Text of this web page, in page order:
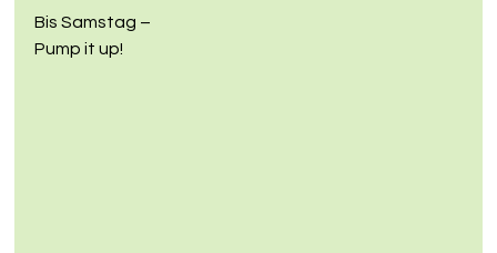
Bis Samstag –
Pump it up!